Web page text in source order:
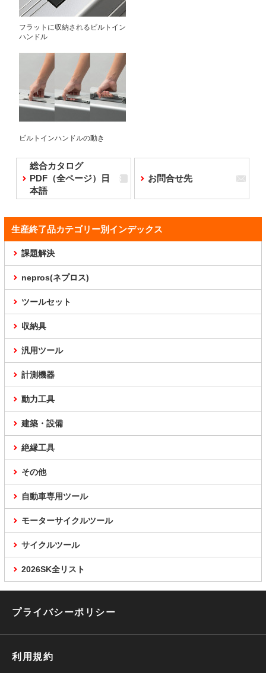
フラットに収納されるビルトイン
ハンドル
ビルトインハンドルの動き
総合カタログ
PDF（全ページ）日
本語
お問合せ先
生産終了品カテゴリー別インデックス
課題解決
nepros(ネプロス)
ツールセット
収納具
汎用ツール
計測機器
動力工具
建築・設備
絶縁工具
その他
自動車専用ツール
モーターサイクルツール
サイクルツール
2026SK全リスト
プライバシーポリシー
利用規約